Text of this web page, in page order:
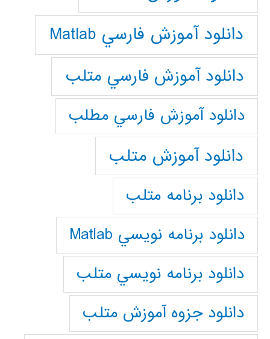
دانلود آموزش فارسي Matlab
دانلود آموزش فارسي متلب
دانلود آموزش فارسي مطلب
دانلود آموزش متلب
دانلود برنامه متلب
دانلود برنامه نويسي Matlab
دانلود برنامه نويسي متلب
دانلود جزوه آموزش متلب